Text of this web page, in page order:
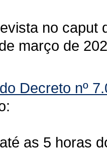
no
março de
Decreto nº
as 5 horas